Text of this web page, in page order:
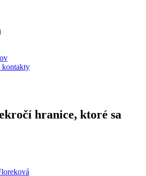
kontakty
hranice, ktoré sa